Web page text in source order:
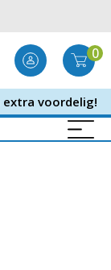
0
extra voordelig!